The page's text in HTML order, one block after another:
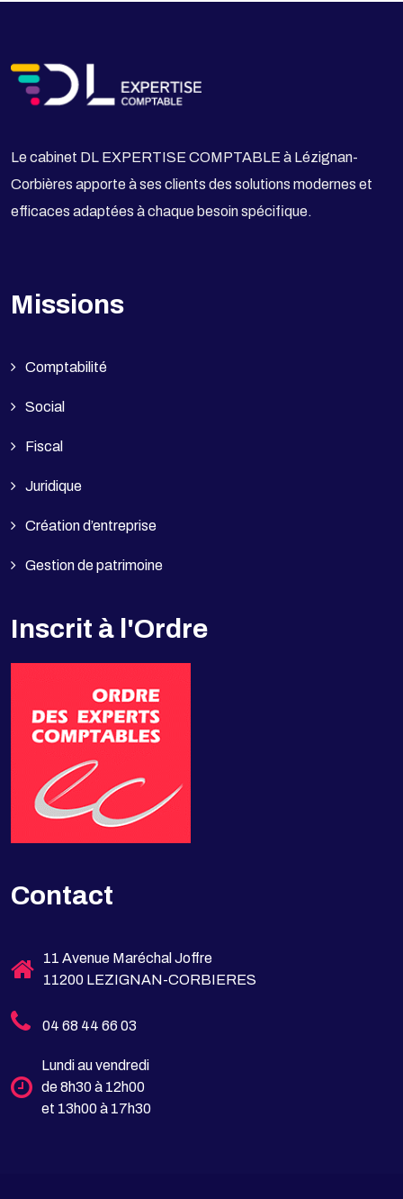
Le cabinet DL EXPERTISE COMPTABLE à Lézignan-
Corbières apporte à ses clients des solutions modernes et
efficaces adaptées à chaque besoin spécifique.
Missions
Comptabilité
Social
Fiscal
Juridique
Création d’entreprise
Gestion de patrimoine
Inscrit à l'Ordre
Contact
11 Avenue Maréchal Joffre
11200 LEZIGNAN-CORBIERES
04 68 44 66 03
Lundi au vendredi
de 8h30 à 12h00
et 13h00 à 17h30